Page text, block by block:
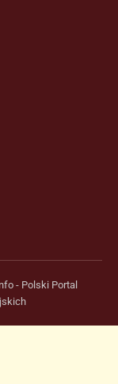
- Polski Portal